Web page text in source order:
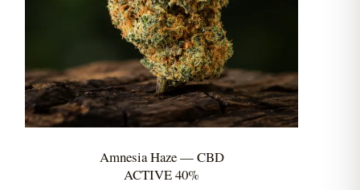
Amnesia Haze — CBD
ACTIVE 40%